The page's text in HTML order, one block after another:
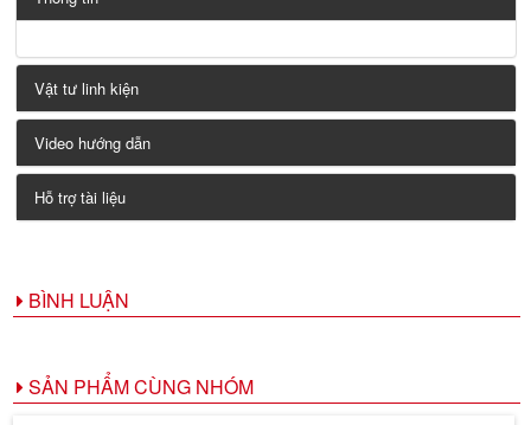
Vật tư linh kiện
Video hướng dẫn
Hỗ trợ tài liệu
BÌNH LUẬN
SẢN PHẨM CÙNG NHÓM